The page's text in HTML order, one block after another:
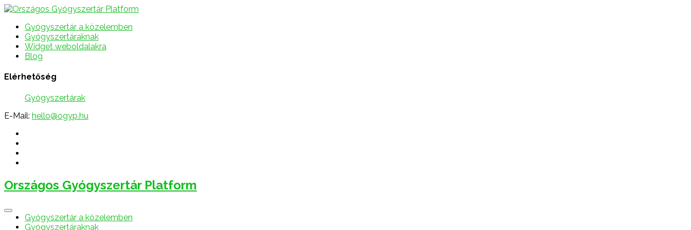
Gyógyszertár a közelemben
Gyógyszertáraknak
Widget weboldalakra
Blog
Elérhetőség
Gyógyszertárak
E-Mail: hello@ogyp.hu
Országos Gyógyszertár Platform
Gyógyszertár a közelemben
Gyógyszertáraknak